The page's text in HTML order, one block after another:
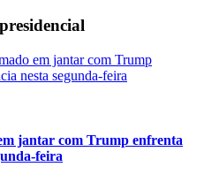
jantar com Trump enfrenta
feira